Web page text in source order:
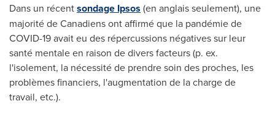
Dans un récentsondage Ipsos (en anglais seulement), une
majorité de Canadiens ont affirmé que la pandémie de
COVID-19 avait eu des répercussions négatives sur leur
santé mentale en raison de divers facteurs (p. ex.
l'isolement, la nécessité de prendre soin des proches, les
problèmes financiers, l'augmentation de la charge de
travail, etc.).